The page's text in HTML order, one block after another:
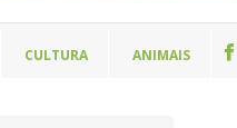
CULTURA ANIMAIS